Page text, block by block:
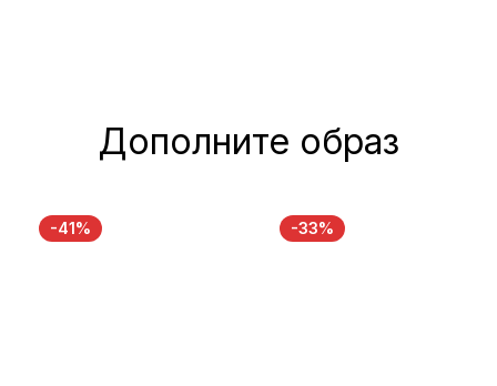
Дополните образ
-41% -33%